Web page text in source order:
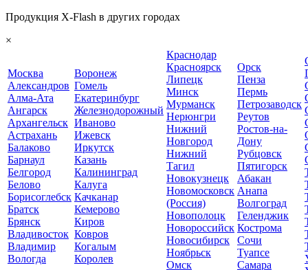
Продукция X-Flash в других городах
×
Москва
Александров
Алма-Ата
Ангарск
Архангельск
Астрахань
Балаково
Барнаул
Белгород
Белово
Борисоглебск
Братск
Брянск
Владивосток
Владимир
Вологда
Воронеж
Гомель
Екатеринбург
Железнодорожный
Иваново
Ижевск
Иркутск
Казань
Калининград
Калуга
Качканар
Кемерово
Киров
Ковров
Когалым
Королев
Краснодар
Красноярск
Липецк
Минск
Мурманск
Нерюнгри
Нижний
Новгород
Нижний
Тагил
Новокузнецк
Новомосковск
(Россия)
Новополоцк
Новороссийск
Новосибирск
Ноябрьск
Омск
Орск
Пенза
Пермь
Петрозаводск
Реутов
Ростов-на-
Дону
Рубцовск
Пятигорск
Абакан
Анапа
Волгоград
Геленджик
Кострома
Сочи
Туапсе
Самара